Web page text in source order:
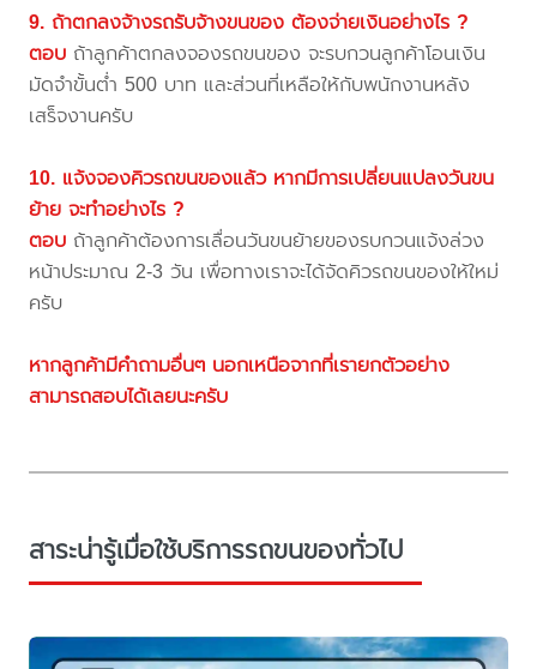
9. ถ้าตกลงจ้างรถรับจ้างขนของ ต้องจ่ายเงินอย่างไร ?
ตอบ ถ้าลูกค้าตกลงจองรถขนของ จะรบกวนลูกค้าโอนเงิน
มัดจำขั้นต่ำ 500 บาท และส่วนที่เหลือให้กับพนักงานหลัง
เสร็จงานครับ
10. แจ้งจองคิวรถขนของแล้ว หากมีการเปลี่ยนแปลงวันขน
ย้าย จะทำอย่างไร ?
ตอบ ถ้าลูกค้าต้องการเลื่อนวันขนย้ายของรบกวนแจ้งล่วง
หน้าประมาณ 2-3 วัน เพื่อทางเราจะได้จัดคิวรถขนของให้ใหม่
ครับ
หากลูกค้ามีคำถามอื่นๆ นอกเหนือจากที่เรายกตัวอย่าง
สามารถสอบได้เลยนะครับ
สาระน่ารู้เมื่อใช้บริการรถขนของทั่วไป